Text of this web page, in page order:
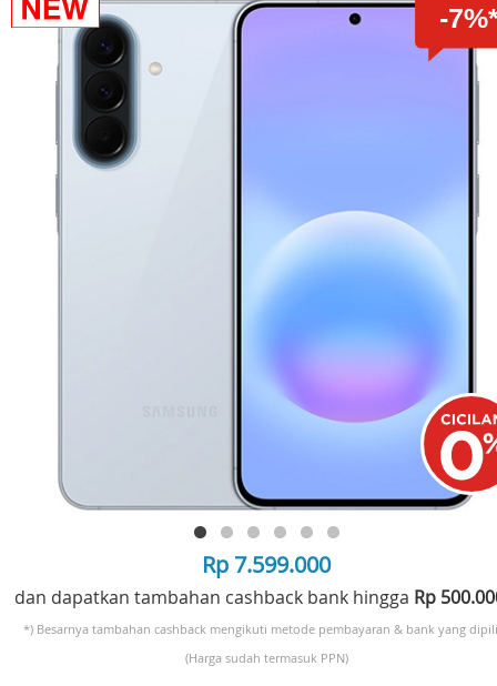
-
Rp 7.599.000
dan dapatkan tambahan cashback bank hingga Rp
*) Besarnya tambahan cashback mengikuti metode pembayaran & bank yang
(Harga sudah termasuk PPN)